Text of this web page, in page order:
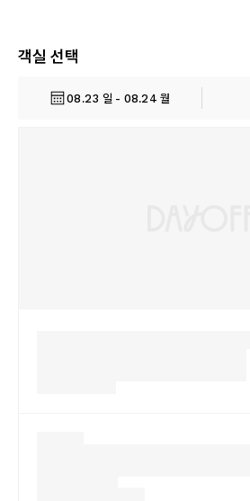
객실 선택
08.23 일 - 08.24 월